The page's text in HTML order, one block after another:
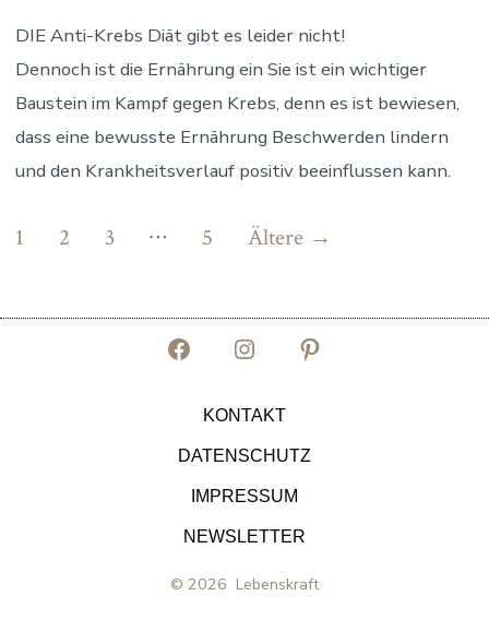
DIE Anti-Krebs Diät gibt es leider nicht!
Dennoch ist die Ernährung ein Sie ist ein wichtiger
Baustein im Kampf gegen Krebs, denn es ist bewiesen,
dass eine bewusste Ernährung Beschwerden lindern
und den Krankheitsverlauf positiv beeinflussen kann.
Seitennummerierung
1 2 3 … 5 Ältere →
Facebook
Tab
öffnen
Instagram
Tab
öffnen
Tab
KONTAKT
DATENSCHUTZ
IMPRESSUM
NEWSLETTER
© 2026 Lebenskraft